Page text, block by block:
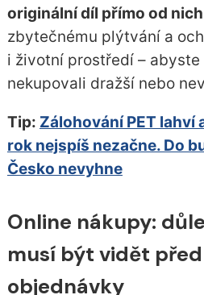
originální díl přímo od
zbytečnému plýtvání a
i životní prostředí –
nekupovali dražší nebo
Tip: Zálohování PET lahví
rok nejspíš nezačne. Do
Česko nevyhne
Online nákupy:
musí být vidět
objednávky